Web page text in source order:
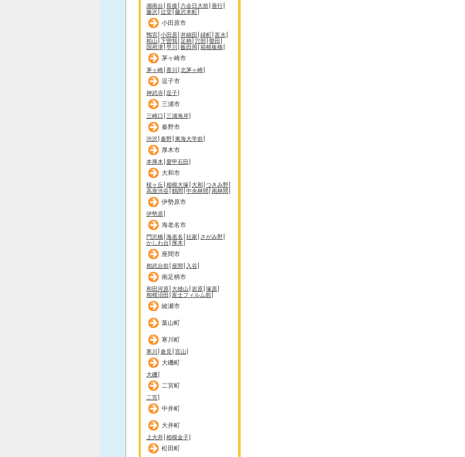
湘南台 長後 六会日大前 善行
藤沢 辻堂 藤沢本町
小田原市
鴨宮 小田原 井細田 緑町 富水
栢山 下曽我 足柄 穴部 螢田
国府津 早川 飯田岡 箱根板橋
茅ヶ崎市
茅ヶ崎 香川 北茅ヶ崎
逗子市
神武寺 逗子
三浦市
三崎口 三浦海岸
秦野市
渋沢 秦野 東海大学前
厚木市
本厚木 愛甲石田
大和市
桜ヶ丘 相模大塚 大和 つきみ野
高座渋谷 鶴間 中央林間 南林間
伊勢原市
伊勢原
海老名市
門沢橋 海老名 社家
さがみ野
かしわ台
厚木
座間市
相武台前 座間 入谷
南足柄市
和田河原 大雄山 岩原 塚原
相模沼田 富士フィルム前
綾瀬市
葉山町
寒川町
寒川 倉見 宮山
大磯町
大磯
二宮町
二宮
中井町
大井町
上大井 相模金子
松田町